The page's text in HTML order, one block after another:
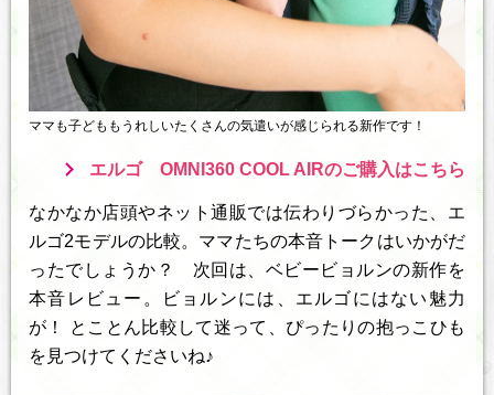
ママも子どももうれしいたくさんの気遣いが感じられる新作です！
エルゴ OMNI360 COOL AIRのご購入はこちら
なかなか店頭やネット通販では伝わりづらかった、エ
ルゴ2モデルの比較。ママたちの本音トークはいかがだ
ったでしょうか？ 次回は、ベビービョルンの新作を
本音レビュー。ビョルンには、エルゴにはない魅力
が！ とことん比較して迷って、ぴったりの抱っこひも
を見つけてくださいね♪